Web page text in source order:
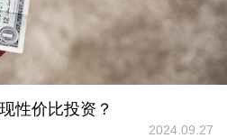
性价比投资？
2024.09.27